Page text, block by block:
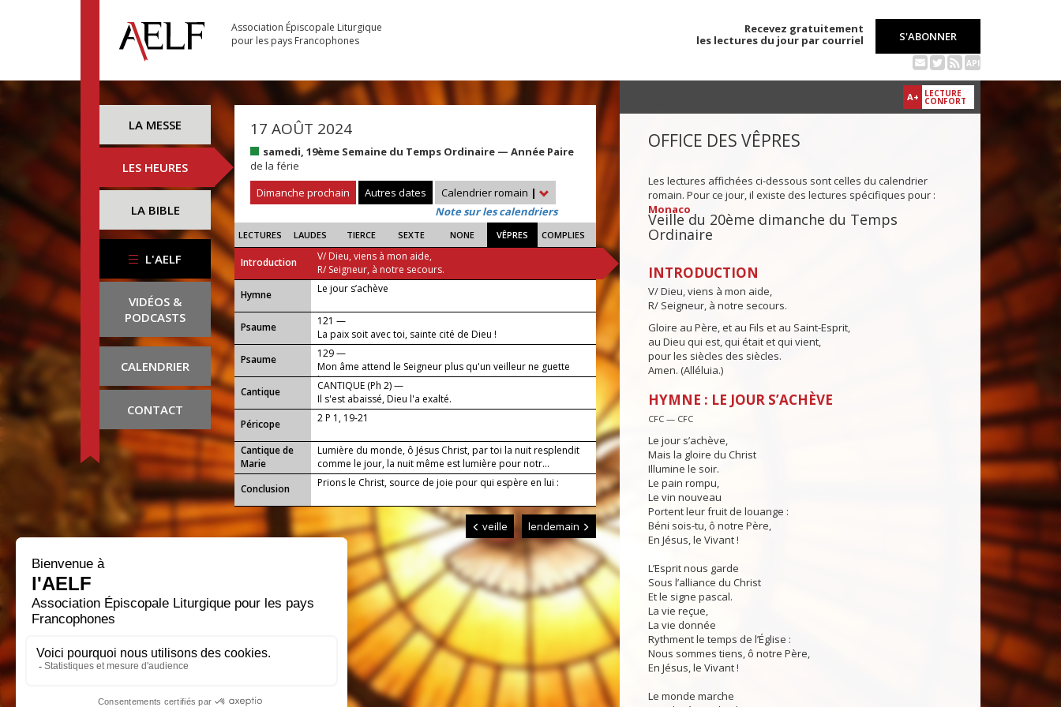
Association Épiscopale Liturgique
pour les pays Francophones
Recevez gratuitement
les lectures du jour par courriel
S'ABONNER
API
LA MESSE
LES HEURES
LA BIBLE
L'AELF
VIDÉOS &
PODCASTS
CALENDRIER
CONTACT
17 AOÛT 2024
samedi, 19ème Semaine du Temps Ordinaire — Année Paire
de la férie
Dimanche prochain
Autres dates Calendrier romain |
Note sur les calendriers
LECTURES LAUDES TIERCE SEXTE NONE VÊPRES COMPLIES
Introduction
V/ Dieu, viens à mon aide,
R/ Seigneur, à notre secours.
...
Hymne Le jour s’achève
Psaume
121 —
La paix soit avec toi, sainte cité de Dieu !
Psaume
129 —
Mon âme attend le Seigneur plus qu'un veilleur ne guette
l'aurore.
Cantique
CANTIQUE (Ph 2) —
Il s'est abaissé, Dieu l'a exalté.
Péricope
2 P 1, 19-21
Cantique de
Marie
Lumière du monde, ô Jésus Christ, par toi la nuit resplendit
comme le jour, la nuit même est lumière pour notr...
Conclusion
Prions le Christ, source de joie pour qui espère en lui :
veille lendemain
A+ LECTURE
CONFORT
OFFICE DES VÊPRES
Les lectures affichées ci-dessous sont celles du calendrier
romain. Pour ce jour, il existe des lectures spécifiques pour :
Monaco
Veille du 20ème dimanche du Temps
Ordinaire
INTRODUCTION
V/ Dieu, viens à mon aide,
R/ Seigneur, à notre secours.
Gloire au Père, et au Fils et au Saint-Esprit,
au Dieu qui est, qui était et qui vient,
pour les siècles des siècles.
Amen. (Alléluia.)
HYMNE : LE JOUR S’ACHÈVE
CFC — CFC
Le jour s’achève,
Mais la gloire du Christ
Illumine le soir.
Le pain rompu,
Le vin nouveau
Portent leur fruit de louange :
Béni sois-tu, ô notre Père,
En Jésus, le Vivant !
L’Esprit nous garde
Sous l’alliance du Christ
Et le signe pascal.
La vie reçue,
La vie donnée
Rythment le temps de l’Église :
Nous sommes tiens, ô notre Père,
En Jésus, le Vivant !
Le monde marche